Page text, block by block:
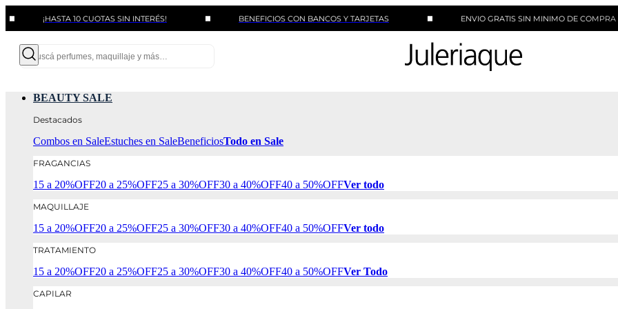
¡HASTA 10 CUOTAS SIN INTERÉS! BENEFICIOS CON BANCOS Y TARJETAS ENVIO GRATIS SIN MINIMO DE COMPRA
BEAUTY SALE
Destacados
Combos en SaleEstuches en SaleBeneficiosTodo en Sale
FRAGANCIAS
15 a 20%OFF20 a 25%OFF25 a 30%OFF30 a 40%OFF40 a 50%OFFVer todo
MAQUILLAJE
15 a 20%OFF20 a 25%OFF25 a 30%OFF30 a 40%OFF40 a 50%OFFVer todo
TRATAMIENTO
15 a 20%OFF20 a 25%OFF25 a 30%OFF30 a 40%OFF40 a 50%OFFVer Todo
CAPILAR